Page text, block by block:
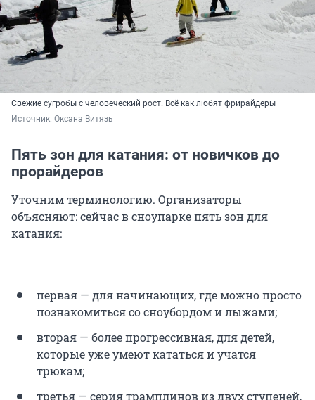
Свежие сугробы с человеческий рост. Всё как любят фрирайдеры
Источник: Оксана Витязь
Пять зон для катания: от новичков до
прорайдеров
Уточним терминологию. Организаторы
объясняют: сейчас в сноупарке пять зон для
катания:
первая — для начинающих, где можно просто
познакомиться со сноубордом и лыжами;
вторая — более прогрессивная, для детей,
которые уже умеют кататься и учатся
трюкам;
третья — серия трамплинов из двух ступеней,